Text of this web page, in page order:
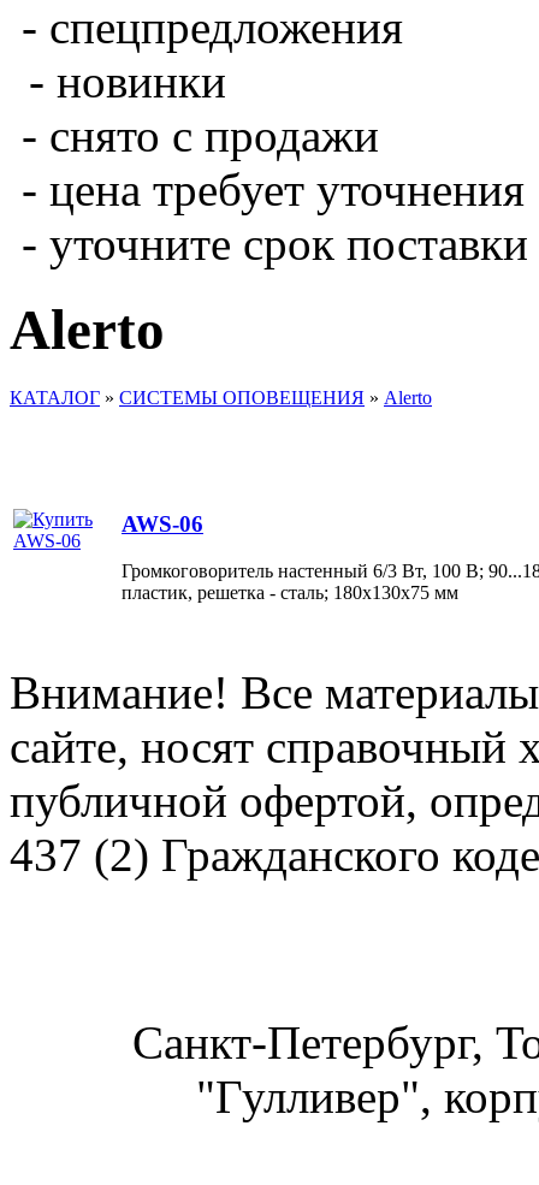
- спецпредложения
- новинки
- снято с продажи
- цена требует уточнения
- уточните срок поставки
Alerto
КАТАЛОГ » СИСТЕМЫ ОПОВЕЩЕНИЯ » Alerto
AWS-06
Громкоговоритель настенный 6/3 Вт, 100 В;
пластик, решетка - сталь; 180х130х75 мм
Внимание! Все
сайте, носят справочный
публичной офертой,
437 (2) Гражданского
Санкт-Петербург,
"Гулливер",